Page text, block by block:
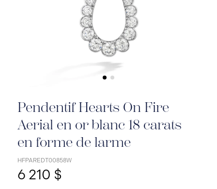
Pendentif Hearts On Fire
Aerial en or blanc 18 carats
en forme de larme
HFPAREDT00858W
6 210 $